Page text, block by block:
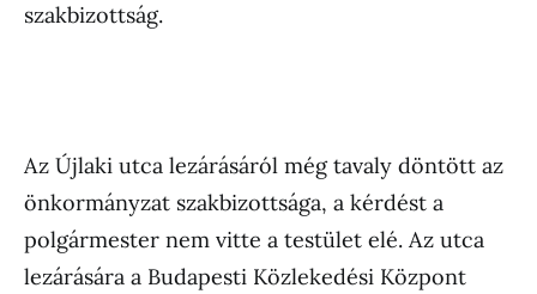
szakbizottság.
Az Újlaki utca lezárásáról még tavaly döntött az
önkormányzat szakbizottsága, a kérdést a
polgármester nem vitte a testület elé. Az utca
lezárására a Budapesti Közlekedési Központ